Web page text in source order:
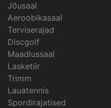
Jõusaal
Aeroobikasaal
Terviserajad
Discgolf
Maadlussaal
Lasketiir
Trimm
Lauatennis
Spordirajatised